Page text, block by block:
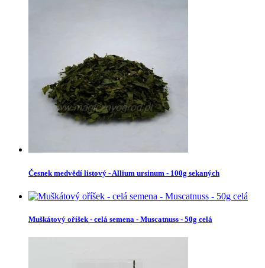
Česnek medvědí listový - Allium ursinum - 100g sekaných
Muškátový oříšek - celá semena - Muscatnuss - 50g celá